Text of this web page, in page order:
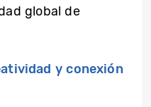
global de
y conexión